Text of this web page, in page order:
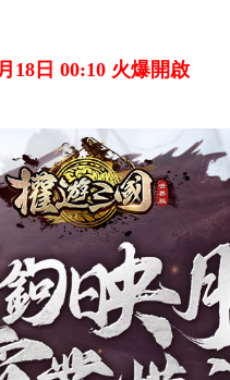
18日 00:10 火爆開啟